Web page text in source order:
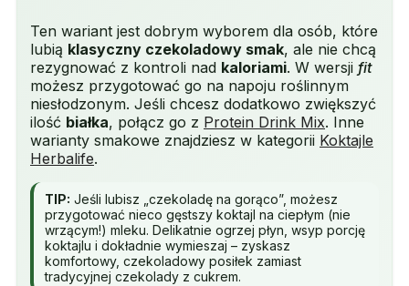
Ten wariant jest dobrym wyborem dla osób, które
lubią klasyczny czekoladowy smak, ale nie chcą
rezygnować z kontroli nad kaloriami. W wersji fit
możesz przygotować go na napoju roślinnym
niesłodzonym. Jeśli chcesz dodatkowo zwiększyć
ilość białka, połącz go z Protein Drink Mix. Inne
warianty smakowe znajdziesz w kategorii Koktajle
Herbalife.
TIP: Jeśli lubisz „czekoladę na gorąco”, możesz
przygotować nieco gęstszy koktajl na ciepłym (nie
wrzącym!) mleku. Delikatnie ogrzej płyn, wsyp porcję
koktajlu i dokładnie wymieszaj – zyskasz
komfortowy, czekoladowy posiłek zamiast
tradycyjnej czekolady z cukrem.